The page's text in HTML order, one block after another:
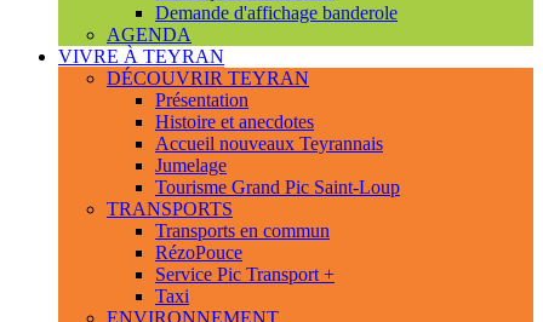
Demande d'affichage banderole
AGENDA
VIVRE À TEYRAN
DÉCOUVRIR TEYRAN
Présentation
Histoire et anecdotes
Accueil nouveaux Teyrannais
Jumelage
Tourisme Grand Pic Saint-Loup
TRANSPORTS
Transports en commun
RézoPouce
Service Pic Transport +
Taxi
ENVIRONNEMENT